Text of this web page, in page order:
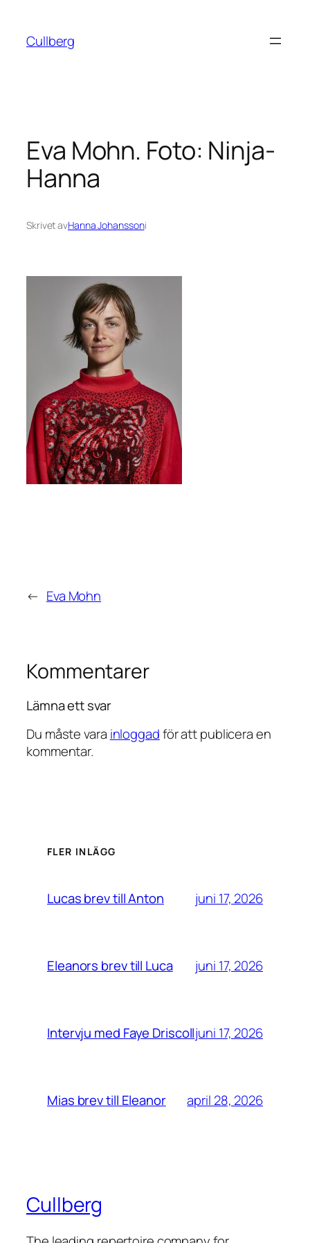
innehåll
Cullberg
Eva Mohn. Foto: Ninja-
Hanna
Skrivet avHanna Johanssoni
← Eva Mohn
Kommentarer
Lämna ett svar
Du måste vara inloggadför att publicera en
kommentar.
FLER INLÄGG
Lucas brev till Anton juni 17, 2026
Eleanors brev till Luca juni 17, 2026
Intervju med Faye Driscolljuni 17, 2026
Mias brev till Eleanor april 28, 2026
Cullberg